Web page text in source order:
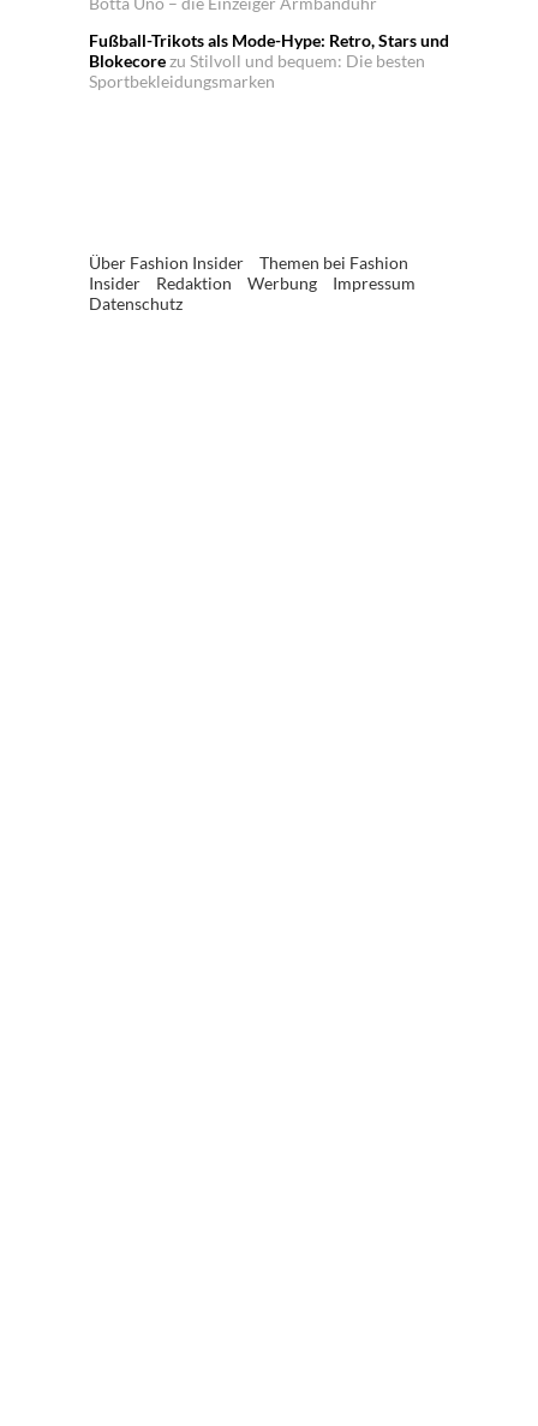
Fußball-Trikots als Mode-Hype: Retro, Stars und
Blokecorezu Stilvoll und bequem: Die besten
Sportbekleidungsmarken
Über Fashion Insider
Themen bei Fashion
Insider
Redaktion Werbung
Impressum
Datenschutz